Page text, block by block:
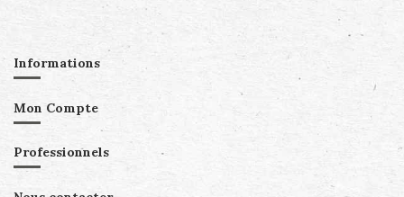
Informations
Mon Compte
Professionnels